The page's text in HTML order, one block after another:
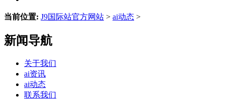
当前位置: J9国际站官方网站 > ai动态 >
新闻导航
关于我们
ai资讯
ai动态
联系我们